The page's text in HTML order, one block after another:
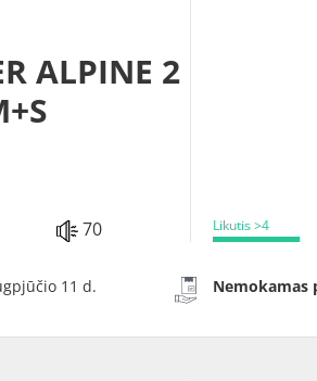
ALPINE 2
70 Likutis >4
11 d. Nemokamas